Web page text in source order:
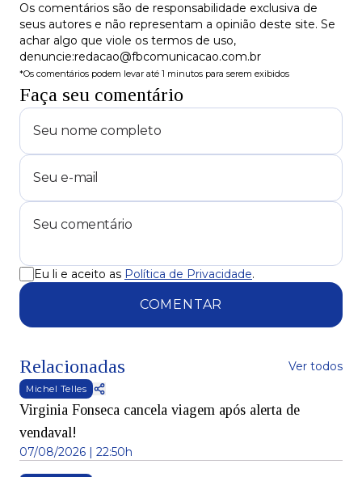
Os comentários são de responsabilidade exclusiva de
seus autores e não representam a opinião deste site. Se
achar algo que viole os termos de uso,
denuncie:redacao@fbcomunicacao.com.br
*Os comentários podem levar até 1 minutos para serem exibidos
Faça seu comentário
Eu li e aceito as Política de Privacidade.
COMENTAR
Relacionadas Ver todos
Michel Telles
Virginia Fonseca cancela viagem após alerta de
vendaval!
07/08/2026 | 22:50h